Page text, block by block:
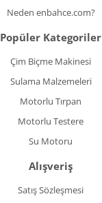
Neden enbahce.com?
Popüler Kategoriler
Çim Biçme Makinesi
Sulama Malzemeleri
Motorlu Tırpan
Motorlu Testere
Su Motoru
Alışveriş
Satış Sözleşmesi